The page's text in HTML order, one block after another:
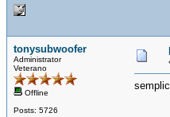
tonysubwoofer
Administrator
Veterano
Offline
Posts: 5726